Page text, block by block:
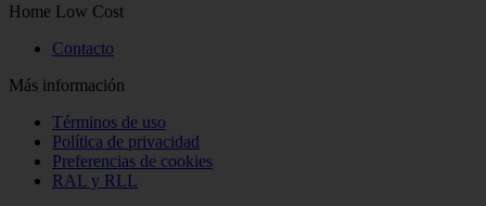
Home Low Cost
Contacto
Más información
Términos de uso
Política de privacidad
Preferencias de cookies
RAL y RLL